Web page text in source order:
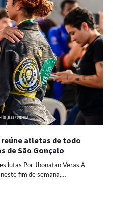
reúne atletas de todo
de São Gonçalo
lutas Por Jhonatan Veras A
fim de semana,…